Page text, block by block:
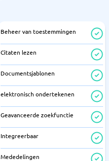
Beheer van toestemmingen
Citaten lezen
Documentsjablonen
elektronisch ondertekenen
Geavanceerde zoekfunctie
Integreerbaar
Mededelingen